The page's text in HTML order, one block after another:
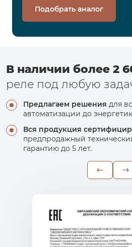
Подобрать аналог
В наличии более 2
реле под любую
Предлагаем решения для
автоматизации до
Вся продукция
предпродажный
гарантию до 5 лет.